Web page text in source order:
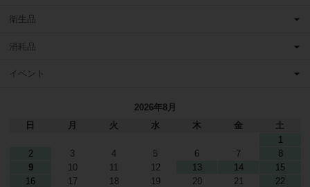
衛生品
消耗品
イベント
2026年8月
日
月 火 水 木 金
土
1
2
3 4 5 6 7
8
9
10 11 12 13 14
15
16
17 18 19 20 21
22